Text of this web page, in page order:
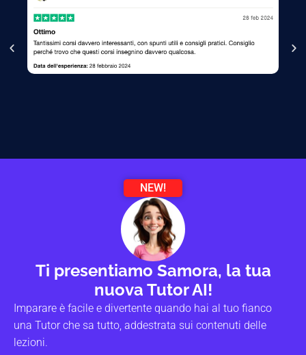
NEW!
Ti presentiamo Samora, la tua
nuova Tutor AI!
Imparare è facile e divertente quando hai al tuo fianco
una Tutor che sa tutto, addestrata sui contenuti delle
lezioni.